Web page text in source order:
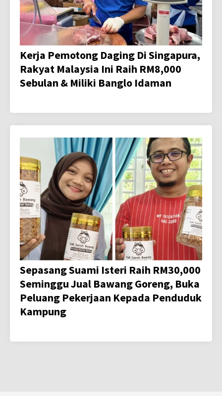
Kerja Pemotong Daging Di Singapura,
Rakyat Malaysia Ini Raih RM8,000
Sebulan & Miliki Banglo Idaman
Sepasang Suami Isteri Raih RM30,000
Seminggu Jual Bawang Goreng, Buka
Peluang Pekerjaan Kepada Penduduk
Kampung